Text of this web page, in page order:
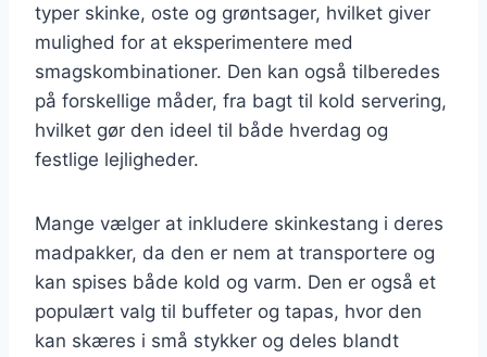
typer skinke, oste og grøntsager, hvilket giver
mulighed for at eksperimentere med
smagskombinationer. Den kan også tilberedes
på forskellige måder, fra bagt til kold servering,
hvilket gør den ideel til både hverdag og
festlige lejligheder.
Mange vælger at inkludere skinkestang i deres
madpakker, da den er nem at transportere og
kan spises både kold og varm. Den er også et
populært valg til buffeter og tapas, hvor den
kan skæres i små stykker og deles blandt